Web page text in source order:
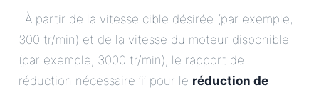
. À partir de la vitesse cible désirée (par exemple,
300 tr/min) et de la vitesse du moteur disponible
(par exemple, 3000 tr/min), le rapport de
réduction nécessaire ‘i’ pour le réduction de